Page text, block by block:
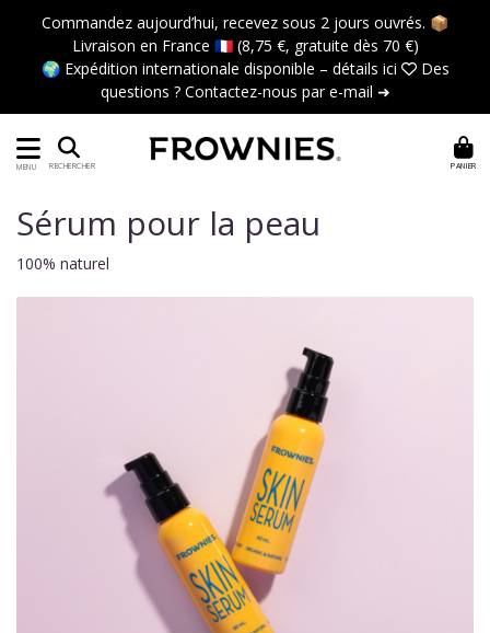
Commandez aujourd’hui, recevez sous 2 jours ouvrés. 📦
Livraison en France 🇫🇷 (8,75 €, gratuite dès 70 €)
🌍 Expédition internationale disponible – détails ici  Des
questions ? Contactez-nous par e-mail ➜
MENU RECHERCHER PANIER
Sérum pour la peau
100% naturel